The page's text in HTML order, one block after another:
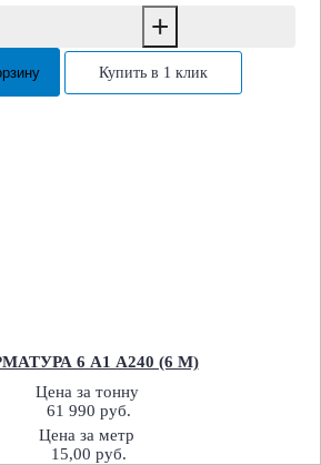
+
Купить в 1 клик
6 А1 А240 (6 М)
Цена за тонну
61 990 руб.
Цена за метр
15,00 руб.